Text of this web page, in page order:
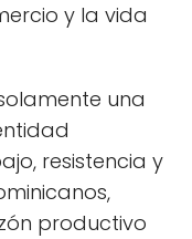
y la vida
una
resistencia y
productivo